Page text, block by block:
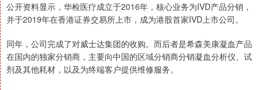
公开资料显示，华检医疗成立于2016年，核心业务为IVD产品分销，
并于2019年在香港证券交易所上市，成为港股首家IVD上市公司。
同年，公司完成了对威士达集团的收购。而后者是希森美康凝血产品
在国内的独家分销商，主要向中国的区域分销商分销凝血分析仪、试
剂及其他耗材，以及为终端客户提供维修服务。